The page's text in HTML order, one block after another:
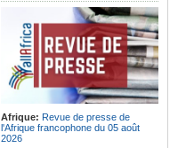
Afrique: Revue de presse de
l'Afrique francophone du 05 août
2026